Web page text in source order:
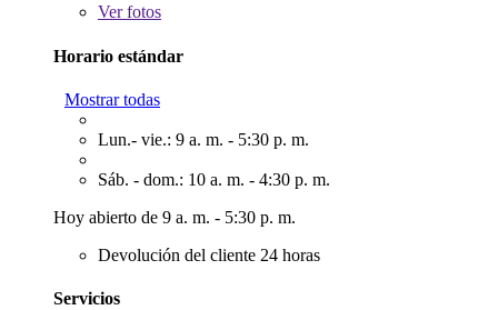
Verfotos
Horario estándar
Mostrar todas
Lun.- vie.: 9 a. m. - 5:30 p. m.
Sáb. - dom.: 10 a. m. - 4:30 p. m.
Hoy abierto de 9 a. m. - 5:30 p. m.
Devolución del cliente 24 horas
Servicios